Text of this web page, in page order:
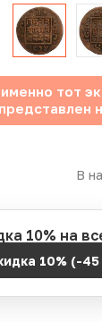
монеты
тот
представлен
В
10% на
10% (-45
акции: